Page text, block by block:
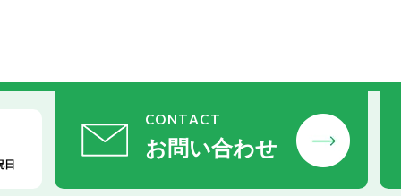
CONTACT
お問い合わせ